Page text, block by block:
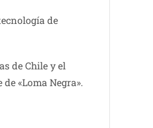
de
de Chile y el
«Loma Negra».